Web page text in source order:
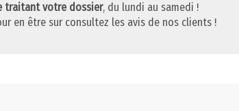
traitant votre dossier, du lundi au samedi !
en être sur consultez les avis de nos clients !